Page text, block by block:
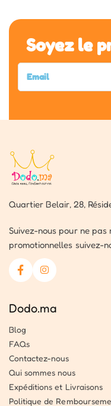
Soyez le
Quartier Belair, 28,
Suivez-nous pour ne
promotionnelles suivez-
Dodo.ma
Blog
FAQs
Contactez-nous
Qui sommes nous
Expéditions et Livraisons
Politique de